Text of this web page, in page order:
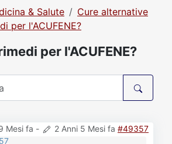
& Salute
Cure alternative
per l'ACUFENE?
per l'ACUFENE?
Mesi fa - 2 Anni 5 Mesi fa #49357